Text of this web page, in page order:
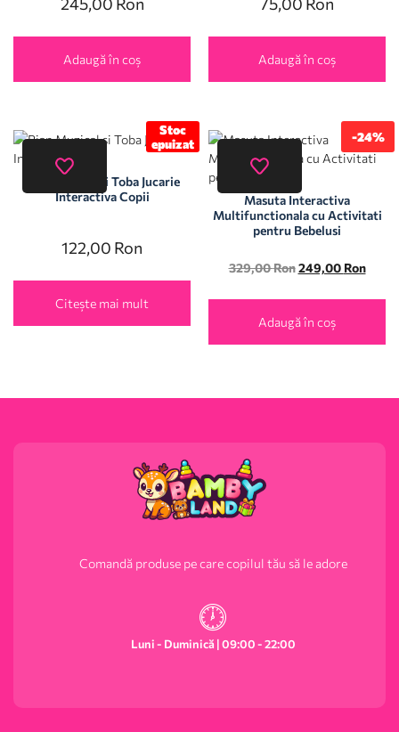
Adaugă în coș Adaugă în coș
Stoc
epuizat
Pian Muzical si Toba Jucarie
Interactiva Copii
122,00 Ron
Citește mai mult
-24%
Masuta Interactiva
Multifunctionala cu Activitati
pentru Bebelusi
329,00Ron 249,00 Ron
Adaugă în coș
Comandă produse pe care copilul tău să le adore
Luni - Duminică | 09:00 - 22:00